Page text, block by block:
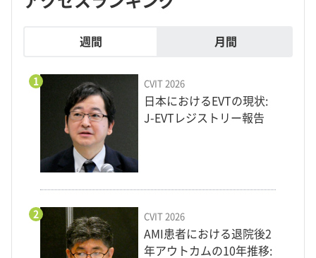
週間 月間
1 CVIT 2026
日本におけるEVTの現状:
J-EVTレジストリー報告
2 CVIT 2026
AMI患者における退院後2
年アウトカムの10年推移: